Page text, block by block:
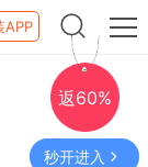
APP
返60%
秒开进入